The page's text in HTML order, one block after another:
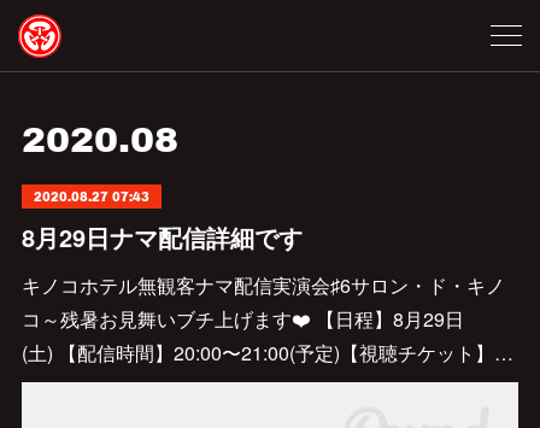
2020.08
2020.08.27 07:43
8月29日ナマ配信詳細です
キノコホテル無観客ナマ配信実演会♯6サロン・ド・キノ
コ～残暑お見舞いブチ上げます❤️ 【日程】8月29日
(土) 【配信時間】20:00〜21:00(予定)【視聴チケット】…